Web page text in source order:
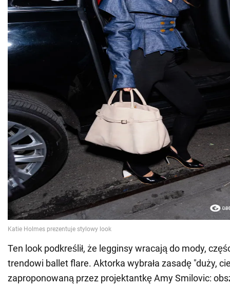
Ten look podkreślił, że legginsy wracają do mody,
trendowi ballet flare. Aktorka wybrała zasadę "duży,
zaproponowaną przez projektantkę Amy Smilovic: